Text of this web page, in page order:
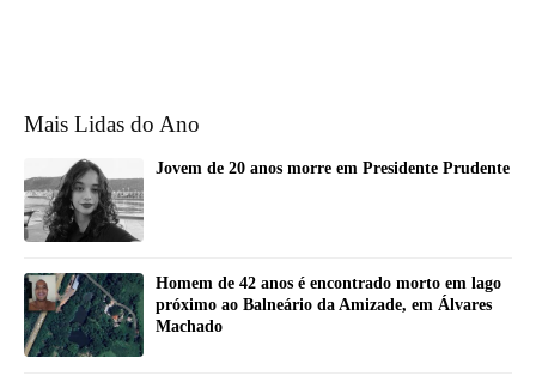
Mais Lidas do Ano
Jovem de 20 anos morre em Presidente Prudente
Homem de 42 anos é encontrado morto em lago
próximo ao Balneário da Amizade, em Álvares
Machado